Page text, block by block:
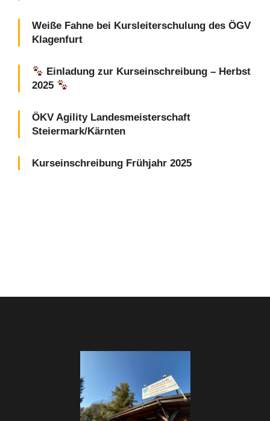
Weiße Fahne bei Kursleiterschulung des ÖGV
Klagenfurt
Einladung zur Kurseinschreibung – Herbst
2025
ÖKV Agility Landesmeisterschaft
Steiermark/Kärnten
Kurseinschreibung Frühjahr 2025